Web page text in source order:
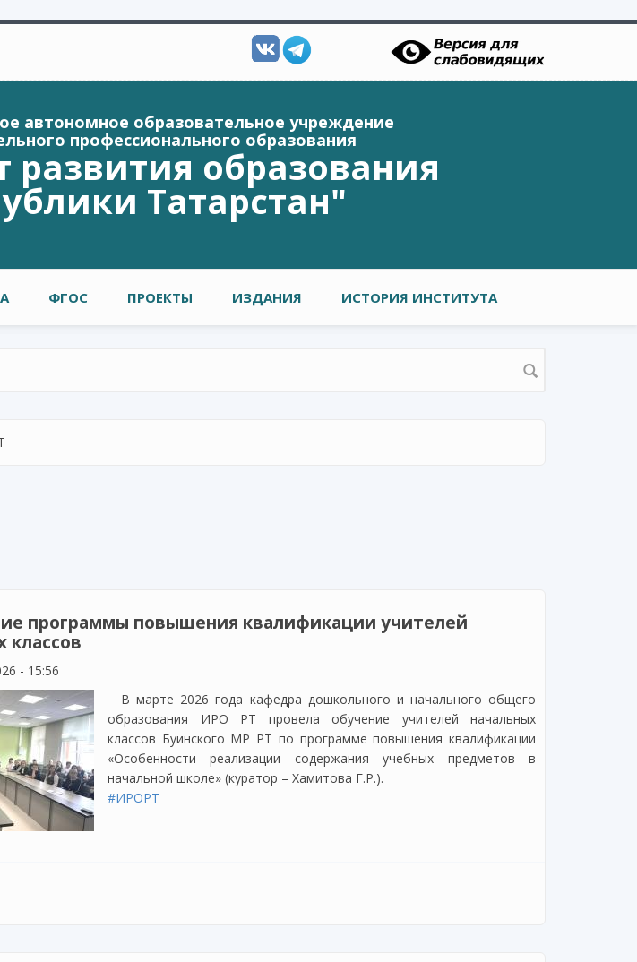
автономное образовательное учреждение
профессионального образования
развития образования
Татарстан"
ФГОС ПРОЕКТЫ ИЗДАНИЯ ИСТОРИЯ ИНСТИТУТА
программы повышения квалификации учителей
классов
- 15:56
В марте 2026 года кафедра дошкольного и начального общего
образования ИРО РТ провела обучение учителей начальных
классов Буинского МР РТ по программе повышения квалификации
«Особенности реализации содержания учебных предметов в
начальной школе» (куратор – Хамитова Г.Р.).
#ИРОРТ